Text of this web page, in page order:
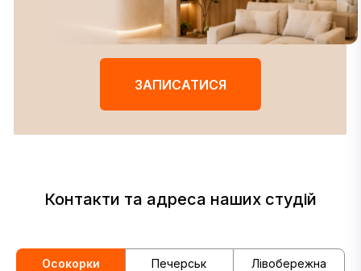
ЗАПИСАТИСЯ
Контакти та адреса наших студій
Осокорки Печерськ Лівобережна